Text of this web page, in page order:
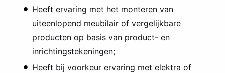
Heeft ervaring met het monteren van
uiteenlopend meubilair of vergelijkbare
producten op basis van product- en
inrichtingstekeningen;
Heeft bij voorkeur ervaring met elektra of